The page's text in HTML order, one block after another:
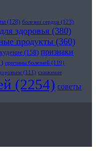
(128) болезни сердца (123)
здоровья (380)
продукты (360)
(158) признаки
причины болезней (119)
(111) снижение
(2254) советы